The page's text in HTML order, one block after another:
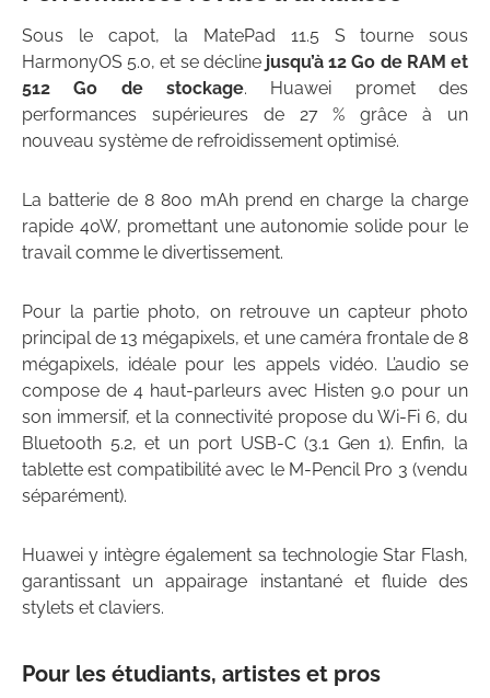
Sous le capot, la MatePad 11.5 S tourne sous
HarmonyOS 5.0, et se décline jusqu’à12 Go de RAM et
512 Go de stockage. Huawei promet des
performances supérieures de 27 % grâce à un
nouveau système de refroidissement optimisé.
La batterie de 8 800 mAhprend en charge lacharge
rapide 40W, promettant une autonomie solide pour le
travail comme le divertissement.
Pour la partie photo, on retrouve un capteur photo
principal de13 mégapixels, et une caméra frontale de8
mégapixels, idéale pour les appels vidéo. L’audio se
compose de 4 haut-parleurs avec Histen 9.0 pour un
son immersif, et la connectivité propose duWi-Fi 6, du
Bluetooth 5.2, et un port USB-C (3.1 Gen 1). Enfin, la
tablette est compatibilité avec le M-Pencil Pro 3 (vendu
séparément).
Huawei y intègre également sa technologie Star Flash,
garantissant un appairage instantané et fluide des
stylets et claviers.
Pour les étudiants, artistes et pros